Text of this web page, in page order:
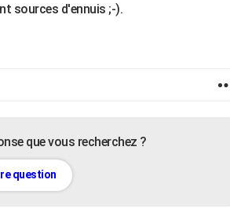
sources d'ennuis ;-).
que vous recherchez ?
question